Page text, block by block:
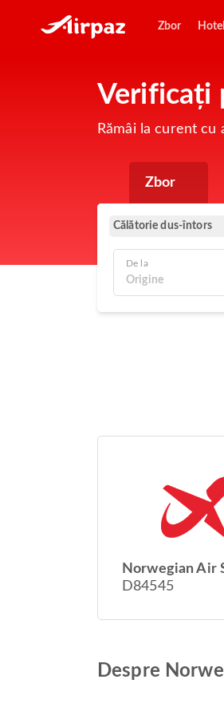
Zbor Hotel
Verificați
Rămâi la curent
Zbor
Călătorie dus-întors
De la
Norwegian Air
D84545
Despre